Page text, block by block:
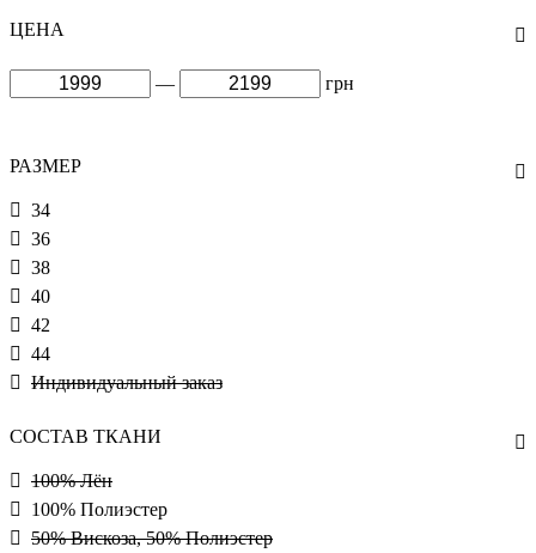
ЦЕНА
— грн
РАЗМЕР
34
36
38
40
42
44
Индивидуальный заказ
СОСТАВ ТКАНИ
100% Лён
100% Полиэстер
50% Вискоза, 50% Полиэстер